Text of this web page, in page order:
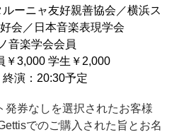
ーニャ友好親善協会／横浜ス
会／日本音楽表現学会
音楽学会会員
￥3,000 学生￥2,000
演：20:30予定
発券なしを選択されたお客様
でのご購入された旨とお名